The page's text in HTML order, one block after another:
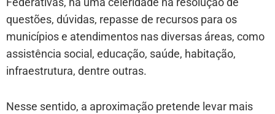
questões, dúvidas, repasse de recursos para os
municípios e atendimentos nas diversas áreas, como
assistência social, educação, saúde, habitação,
infraestrutura, dentre outras.
Nesse sentido, a aproximação pretende levar mais